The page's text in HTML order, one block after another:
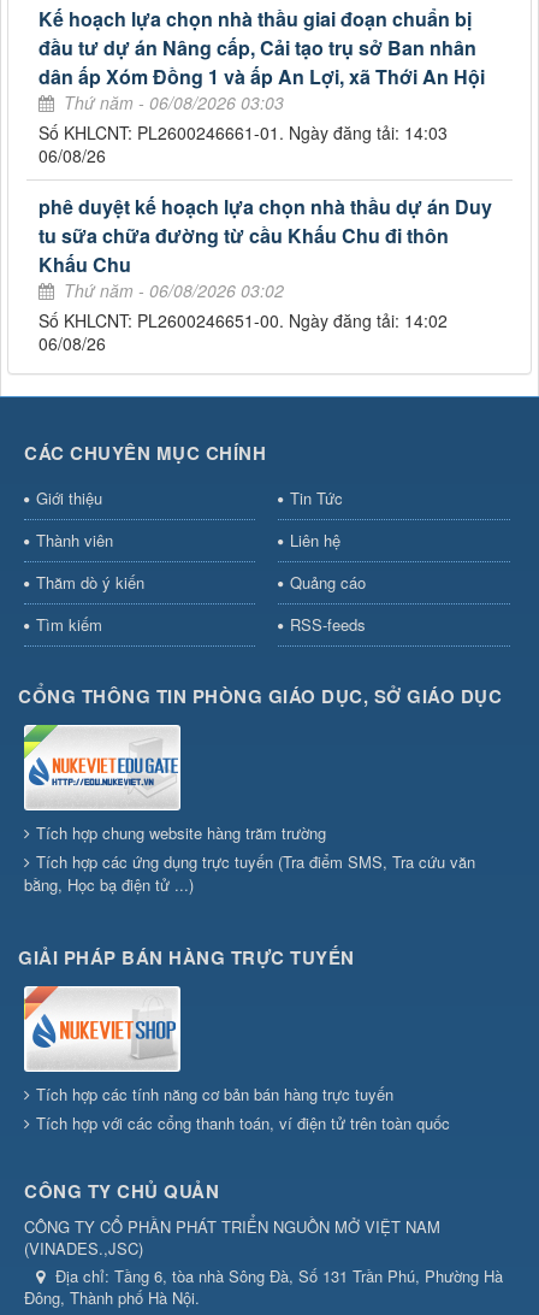
Kế hoạch lựa chọn nhà thầu giai đoạn chuẩn bị
đầu tư dự án Nâng cấp, Cải tạo trụ sở Ban nhân
dân ấp Xóm Đồng 1 và ấp An Lợi, xã Thới An Hội
Thứ năm - 06/08/2026 03:03
Số KHLCNT: PL2600246661-01. Ngày đăng tải: 14:03
06/08/26
phê duyệt kế hoạch lựa chọn nhà thầu dự án Duy
tu sữa chữa đường từ cầu Khấu Chu đi thôn
Khấu Chu
Thứ năm - 06/08/2026 03:02
Số KHLCNT: PL2600246651-00. Ngày đăng tải: 14:02
06/08/26
CÁC CHUYÊN MỤC CHÍNH
Giới thiệu
Tin Tức
Thành viên
Liên hệ
Thăm dò ý kiến
Quảng cáo
Tìm kiếm
RSS-feeds
CỔNG THÔNG TIN PHÒNG GIÁO DỤC, SỞ GIÁO DỤC
Tích hợp chung website hàng trăm trường
Tích hợp các ứng dụng trực tuyến (Tra điểm SMS, Tra cứu văn
bằng, Học bạ điện tử ...)
GIẢI PHÁP BÁN HÀNG TRỰC TUYẾN
Tích hợp các tính năng cơ bản bán hàng trực tuyến
Tích hợp với các cổng thanh toán, ví điện tử trên toàn quốc
CÔNG TY CHỦ QUẢN
CÔNG TY CỔ PHẦN PHÁT TRIỂN NGUỒN MỞ VIỆT NAM
(VINADES.,JSC)
Địa chỉ: Tầng 6, tòa nhà Sông Đà, Số 131 Trần Phú, Phường Hà
Đông, Thành phố Hà Nội.